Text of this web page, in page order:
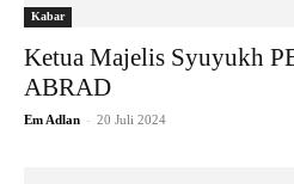
Kabar
Ketua Majelis Syuyukh
ABRAD
Em Adlan - 20 Juli 2024